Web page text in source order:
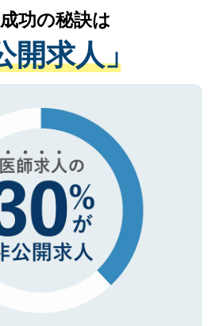
取り扱いについての厳密な
した事業者のみに付与され
ーマークを取得済みです。
た個人情報は、SSL（デー
関してもご安心ください。
在の医療機関の状況や紹介
がら、適切なアドバイスを
ます。すぐにご転職をされ
期的なサポートが可能です
登録ください。
功の秘訣は
開求人」